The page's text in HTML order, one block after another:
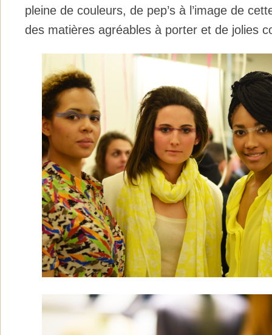
pleine de couleurs, de pep’s à l’image de
des matières agréables à porter et de jolies